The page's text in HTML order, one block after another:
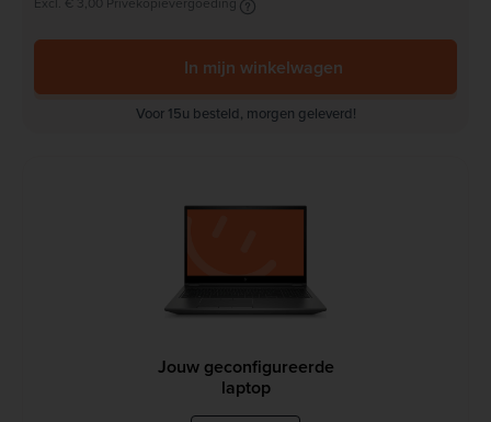
In mijn winkelwagen
Voor 15u besteld, morgen geleverd!
Jouw geconfigureerde
laptop